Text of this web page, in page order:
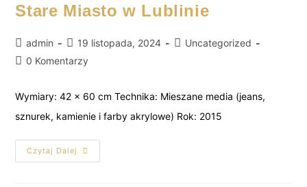
Stare Miasto w Lublinie
admin 19 listopada, 2024
Uncategorized
0 Komentarzy
Wymiary: 42 x 60 cm Technika: Mieszane media (jeans,
sznurek, kamienie i farby akrylowe) Rok: 2015
Czytaj Dalej